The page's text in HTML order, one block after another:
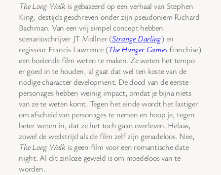
The Long Walkis gebaseerd op een verhaal van Stephen
King, destijds geschreven onder zijn pseudoniem Richard
Bachman. Van een vrij simpel concept hebben
scenarioschrijver JT Mollner (Strange Darling) en
regisseur Francis Lawrence (The Hunger Gamesfranchise)
een boeiende film weten te maken. Ze weten het tempo
er goed in te houden, al gaat dat wel ten koste van de
nodige character development. De dood van de eerste
personages hebben weinig impact, omdat je bijna niets
van ze te weten komt. Tegen het einde wordt het lastiger
om afscheid van personages te nemen en hoop je, tegen
beter weten in, dat ze het toch gaan overleven. Helaas,
zowel de wedstrijd als de film zelf zijn genadeloos. Nee,
The Long Walkis geen film voor een romantische date
night. Al dit zinloze geweld is om moedeloos van te
worden.